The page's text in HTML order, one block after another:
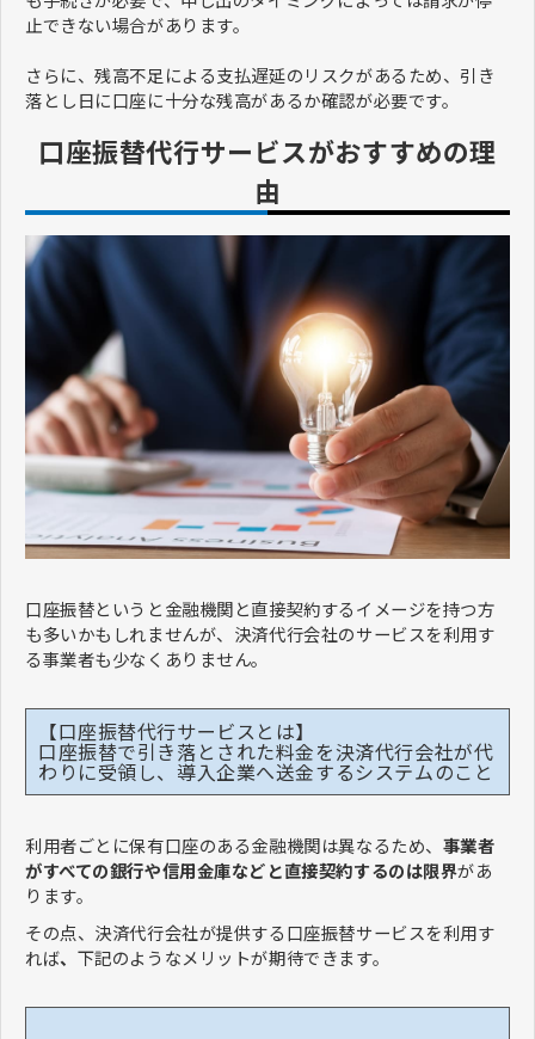
止できない場合があります。
さらに、残高不足による支払遅延のリスクがあるため、引き
落とし日に口座に十分な残高があるか確認が必要です。
口座振替代行サービスがおすすめの理
由
口座振替というと金融機関と直接契約するイメージを持つ方
も多いかもしれませんが、決済代行会社のサービスを利用す
る事業者も少なくありません。
【口座振替代行サービスとは】
口座振替で引き落とされた料金を決済代行会社が代
わりに受領し、導入企業へ送金するシステムのこと
利用者ごとに保有口座のある金融機関は異なるため、 事業者
がすべての銀行や信用金庫などと直接契約するのは限界があ
ります。
その点、決済代行会社が提供する口座振替サービスを利用す
れば、 下記のようなメリットが期待できます。